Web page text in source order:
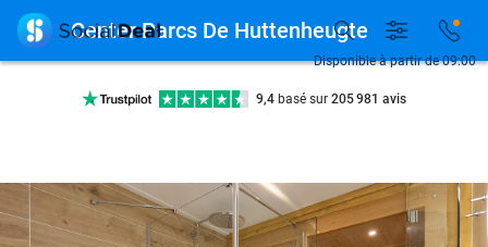
+ de 10 millions de membres
9,4 basé sur 205 981 avis
+ de 10 millions de membres
Disponible à partir de 09:00
 Center Parcs De Huttenheugte